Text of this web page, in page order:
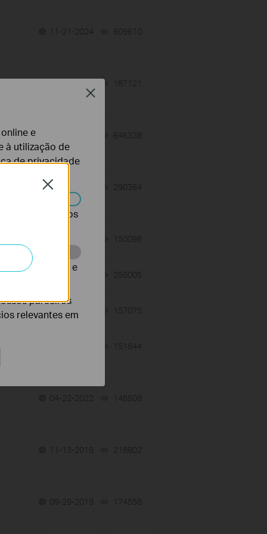
11-21-2024 609610
187121
646338
07-07-2022 290364
150098
258005
06-29-2022 157075
151844
04-22-2022 148508
11-13-2019 218802
09-29-2019 174558
Close
e
à utilização de
de privacidade
desativados nos
para melhorar e
parceiros
relevantes em
Close